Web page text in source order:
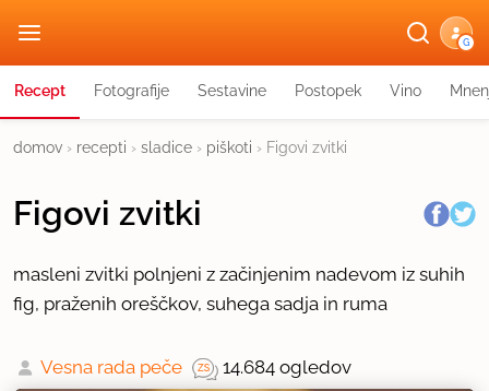
G
Recept Fotografije Sestavine Postopek Vino
domov › recepti › sladice › piškoti › Figovi zvitki
Figovi zvitki
masleni zvitki polnjeni z začinjenim nadevom iz suhih
fig, praženih oreščkov, suhega sadja in ruma
Vesna rada peče 14.684 ogledov